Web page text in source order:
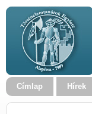
Címlap Hírek